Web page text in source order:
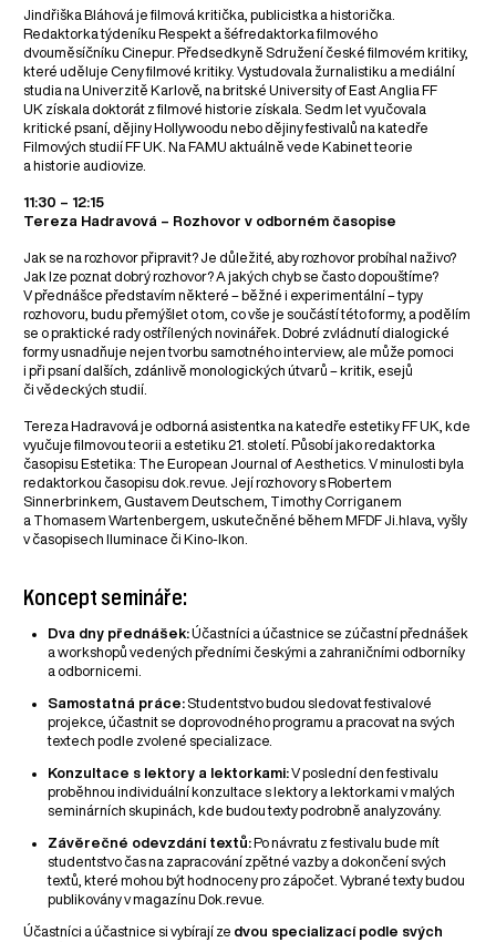
Jindřiška Bláhová je filmová kritička, publicistka a historička.
Redaktorka týdeníku Respekt a šéfredaktorka filmového
dvouměsíčníku Cinepur. Předsedkyně Sdružení české filmovém kritiky,
které uděluje Ceny filmové kritiky. Vystudovala žurnalistiku a mediální
studia na Univerzitě Karlově, na britské University of East Anglia FF
UK získala doktorát z filmové historie získala. Sedm let vyučovala
kritické psaní, dějiny Hollywoodu nebo dějiny festivalů na katedře
Filmových studií FF UK. Na FAMU aktuálně vede Kabinet teorie
a historie audiovize.
11:30 – 12:15
Tereza Hadravová – Rozhovor v odborném časopise
Jak se na rozhovor připravit? Je důležité, aby rozhovor probíhal naživo?
Jak lze poznat dobrý rozhovor? A jakých chyb se často dopouštíme?
V přednášce představím některé – běžné i experimentální – typy
rozhovoru, budu přemýšlet o tom, co vše je součástí této formy, a podělím
se o praktické rady ostřílených novinářek. Dobré zvládnutí dialogické
formy usnadňuje nejen tvorbu samotného interview, ale může pomoci
i při psaní dalších, zdánlivě monologických útvarů – kritik, esejů
či vědeckých studií.
Tereza Hadravová je odborná asistentka na katedře estetiky FF UK, kde
vyučuje filmovou teorii a estetiku 21. století. Působí jako redaktorka
časopisu Estetika: The European Journal of Aesthetics. V minulosti byla
redaktorkou časopisu dok.revue. Její rozhovory s Robertem
Sinnerbrinkem, Gustavem Deutschem, Timothy Corriganem
a Thomasem Wartenbergem, uskutečněné během MFDF Ji.hlava, vyšly
v časopisech Iluminace či Kino-Ikon.
Koncept semináře:
Dva dny přednášek:Účastníci a účastnice se zúčastní přednášek
a workshopů vedených předními českými a zahraničními odborníky
a odbornicemi.
Samostatná práce: Studentstvo budou sledovat festivalové
projekce, účastnit se doprovodného programu a pracovat na svých
textech podle zvolené specializace.
Konzultace s lektory a lektorkami:V poslední den festivalu
proběhnou individuální konzultace s lektory a lektorkami v malých
seminárních skupinách, kde budou texty podrobně analyzovány.
Závěrečné odevzdání textů: Po návratu z festivalu bude mít
studentstvo čas na zapracování zpětné vazby a dokončení svých
textů, které mohou být hodnoceny pro zápočet. Vybrané texty budou
publikovány v magazínu Dok.revue.
Účastníci a účastnice si vybírají ze dvou specializací podle svých